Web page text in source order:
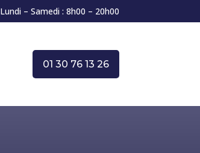
Lundi – Samedi : 8h00 – 20h00
01 30 76 13 26